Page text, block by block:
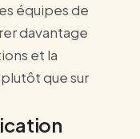
équipes de
davantage
et la
que sur